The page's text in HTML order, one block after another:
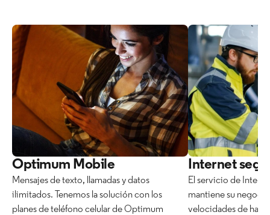
Optimum Mobile
Mensajes de texto, llamadas y datos
ilimitados. Tenemos la solución con los
planes de teléfono celular de Optimum
Internet
El servicio de
mantiene su
velocidades de